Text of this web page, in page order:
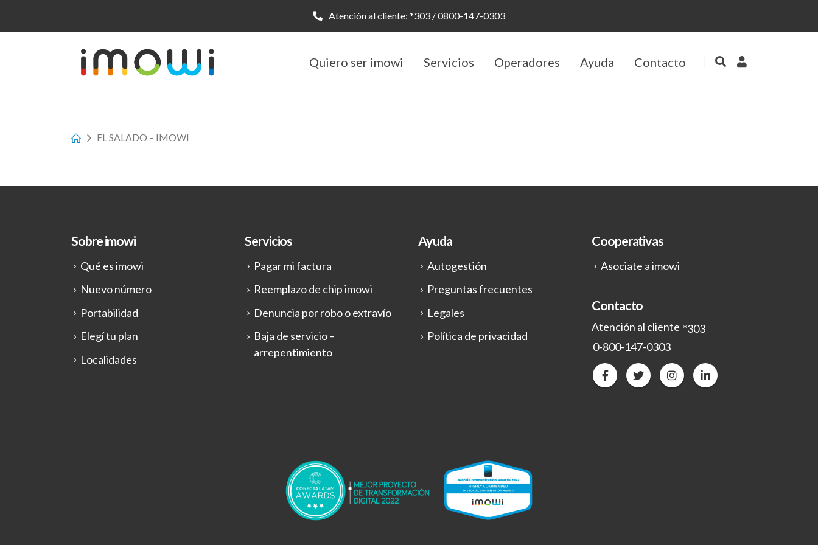
Atención al cliente: *303 /0800-147-0303
Quiero ser imowi Servicios Operadores Ayuda Contacto
EL SALADO – IMOWI
Sobre imowi
Qué es imowi
Nuevo número
Portabilidad
Elegí tu plan
Localidades
Servicios
Pagar mi factura
Reemplazo de chip imowi
Denuncia por robo o extravío
Baja de servicio –
arrepentimiento
Ayuda
Autogestión
Preguntas frecuentes
Legales
Política de privacidad
Cooperativas
Asociate a imowi
Contacto
Atención al cliente *303
0-800-147-0303